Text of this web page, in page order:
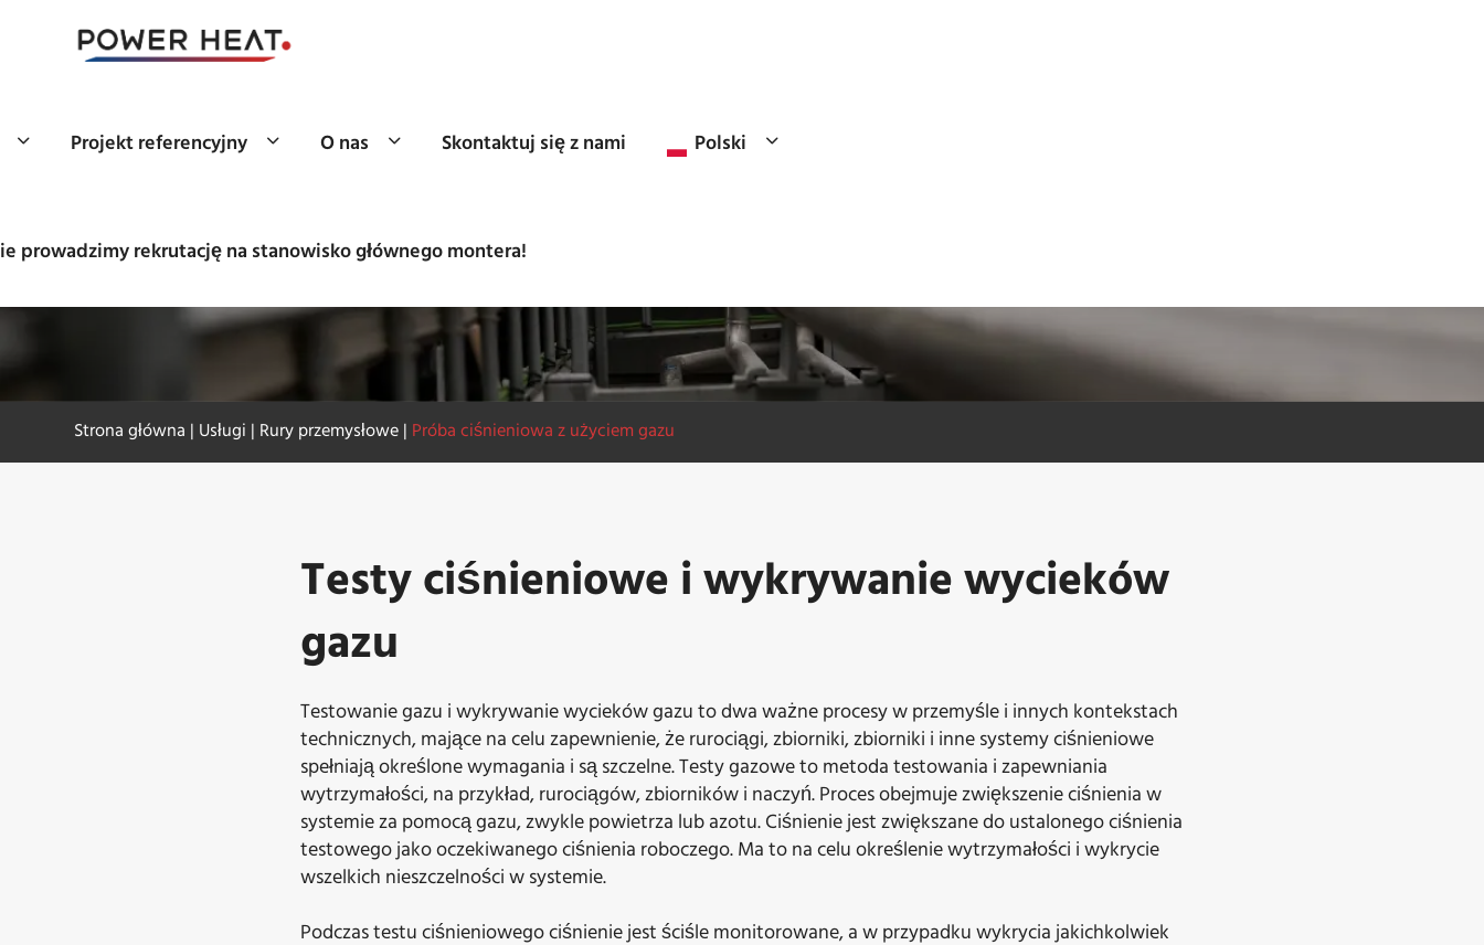
Projekt referencyjny O nas Skontaktuj się z nami Polski
prowadzimy rekrutację na stanowisko głównego montera!
303
Strona główna Usługi Rury przemysłowe Próba ciśnieniowa z użyciem gazu
Testy ciśnieniowe i wykrywanie wycieków
gazu
Testowanie gazu i wykrywanie wycieków gazu to dwa ważne procesy w przemyśle i innych kontekstach
technicznych, mające na celu zapewnienie, że rurociągi, zbiorniki, zbiorniki i inne systemy ciśnieniowe
spełniają określone wymagania i są szczelne. Testy gazowe to metoda testowania i zapewniania
wytrzymałości, na przykład, rurociągów, zbiorników i naczyń. Proces obejmuje zwiększenie ciśnienia w
systemie za pomocą gazu, zwykle powietrza lub azotu. Ciśnienie jest zwiększane do ustalonego ciśnienia
testowego jako oczekiwanego ciśnienia roboczego. Ma to na celu określenie wytrzymałości i wykrycie
wszelkich nieszczelności w systemie.
Podczas testu ciśnieniowego ciśnienie jest ściśle monitorowane, a w przypadku wykrycia jakichkolwiek